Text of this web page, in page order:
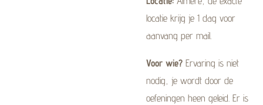
locatie krijg je 1 dag voor
aanvang per mail.
Voor wie? Ervaring is niet
nodig, je wordt door de
oefeningen heen geleid. Er is